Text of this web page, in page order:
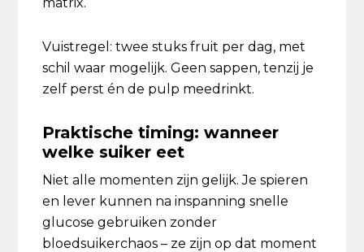
Vuistregel: twee stuks fruit per dag, met
schil waar mogelijk. Geen sappen, tenzij je
zelf perst én de pulp meedrinkt.
Praktische timing: wanneer
welke suiker eet
Niet alle momenten zijn gelijk. Je spieren
en lever kunnen na inspanning snelle
glucose gebruiken zonder
bloedsuikerchaos – ze zijn op dat moment